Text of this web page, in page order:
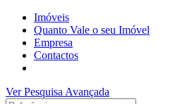
Imóveis
Quanto Vale o seu Imóvel
Empresa
Contactos
Ver Pesquisa Avançada